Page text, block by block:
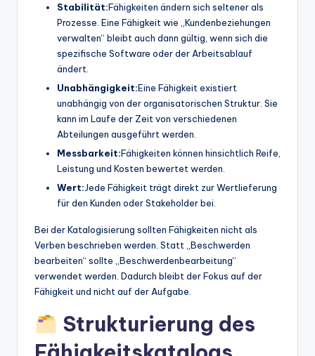
Stabilität:Fähigkeiten ändern sich seltener als
Prozesse. Eine Fähigkeit wie „Kundenbeziehungen
verwalten“ bleibt auch dann gültig, wenn sich die
spezifische Software oder der Arbeitsablauf
ändert.
Unabhängigkeit:Eine Fähigkeit existiert
unabhängig von der organisatorischen Struktur. Sie
kann im Laufe der Zeit von verschiedenen
Abteilungen ausgeführt werden.
Messbarkeit:Fähigkeiten können hinsichtlich Reife,
Leistung und Kosten bewertet werden.
Wert:Jede Fähigkeit trägt direkt zur Wertlieferung
für den Kunden oder Stakeholder bei.
Bei der Katalogisierung sollten Fähigkeiten nicht als
Verben beschrieben werden. Statt „Beschwerden
bearbeiten“ sollte „Beschwerdenbearbeitung“
verwendet werden. Dadurch bleibt der Fokus auf der
Fähigkeit und nicht auf der Aufgabe.
Strukturierung des